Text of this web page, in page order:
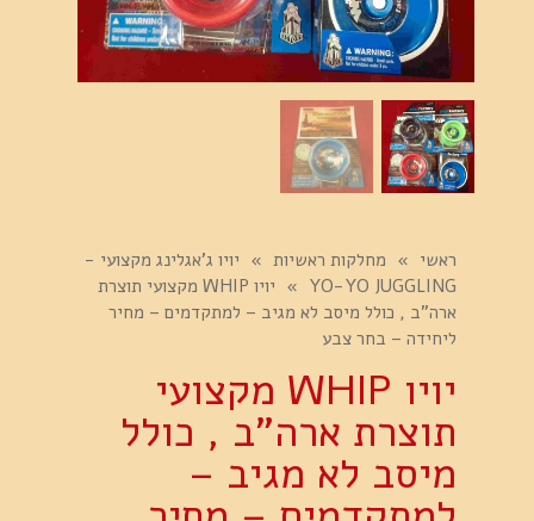
ראשי » מחלקות ראשיות » יויו ג'אגלינג מקצועי -
YO-YO JUGGLING
»
יויו WHIP מקצועי תוצרת
ארה"ב , כולל מיסב לא מגיב – למתקדמים – מחיר
ליחידה – בחר צבע
יויו WHIP מקצועי
תוצרת ארה"ב , כולל
מיסב לא מגיב –